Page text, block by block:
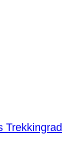
Trekkingrad